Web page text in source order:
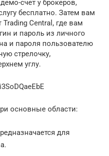
счет у брокеров,
бесплатно. Затем вам
Central, где вам
и пароль из личного
и пароля пользователю
стрелочку,
углу.
основные области:
для